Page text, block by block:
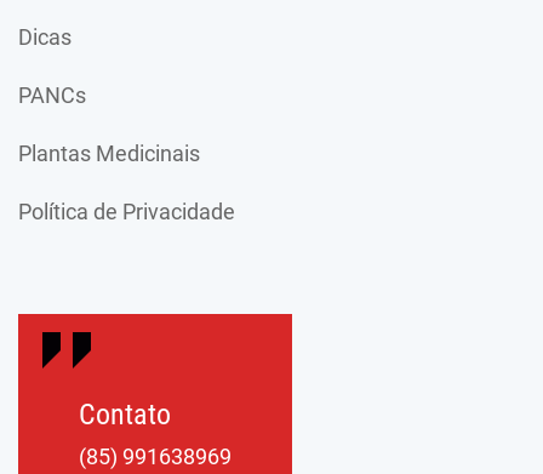
Dicas
PANCs
Plantas Medicinais
Política de Privacidade
Contato
(85) 991638969